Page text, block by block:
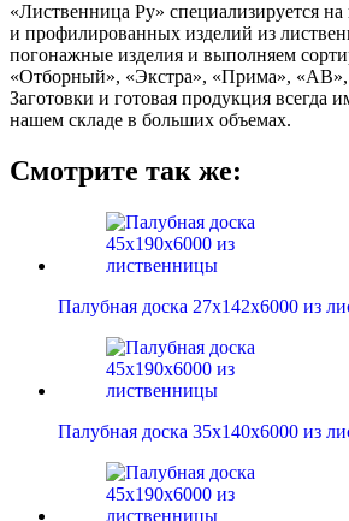
«Лиственница Ру» специализируется
и профилированных изделий из
погонажные изделия и выполняем
«Отборный», «Экстра», «Прима»,
Заготовки и готовая продукция всегда
нашем складе в больших объемах.
Смотрите так же:
Палубная доска 27х142х6000 из
Палубная доска 35х140х6000 из